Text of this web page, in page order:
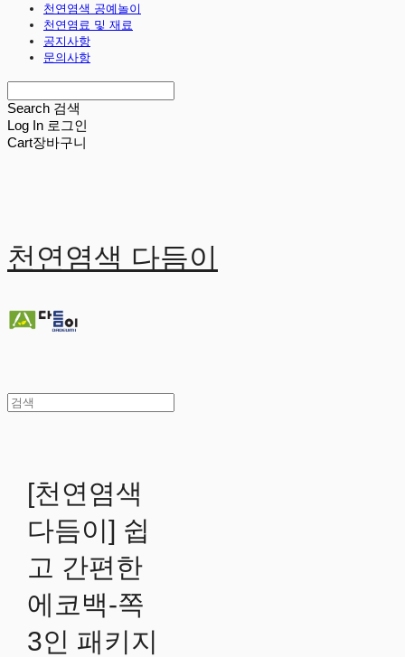
천연염색 공예놀이
천연염료 및 재료
공지사항
문의사항
Search 검색
Log In 로그인
Cart장바구니
천연염색 다듬이
[천연염색
다듬이] 쉽
고 간편한
에코백-쪽
3인 패키지